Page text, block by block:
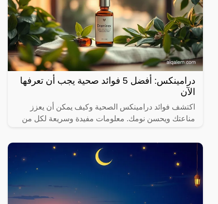
درامينكس: أفضل 5 فوائد صحية يجب أن تعرفها
الآن
اكتشف فوائد درامينكس الصحية وكيف يمكن أن يعزز
مناعتك ويحسن نومك. معلومات مفيدة وسريعة لكل من